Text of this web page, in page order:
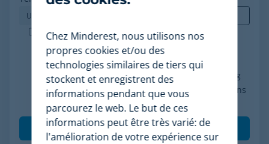
Minderest est une entreprise certifiée ISO-27001.
J'accepte le traitement de mes données
conformément à la politique de confidentialité, je
consens à recevoir des communications marketing
de Minderest et je comprends que mes interactions
(ouvertures et clics) seront mesurées pour per
Chez Minderest, nous utilisons nos
propres cookies et/ou des
technologies similaires de tiers qui
stockent et enregistrent des
informations pendant que vous
parcourez le web. Le but de ces
informations peut être très varié: de
l'amélioration de votre expérience sur